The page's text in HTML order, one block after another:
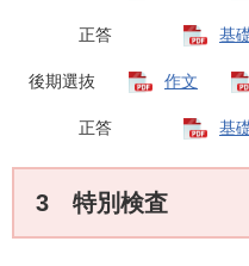
正答 基
後期選抜 作文
正答 基
3 特別検査